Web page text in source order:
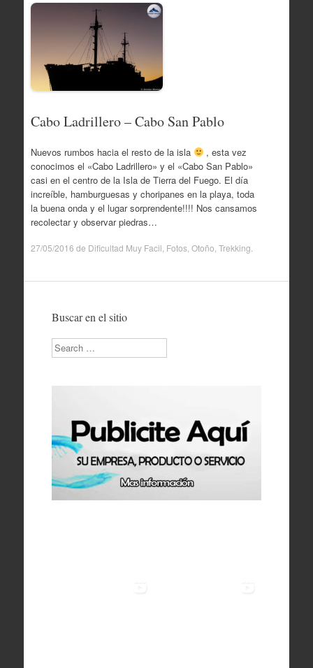
Cabo Ladrillero – Cabo San Pablo
Nuevos rumbos hacia el resto de la isla
, esta vez
conocimos el «Cabo Ladrillero» y el «Cabo San Pablo»
casi en el centro de la Isla de Tierra del Fuego. El día
increíble, hamburguesas y choripanes en la playa, toda
la buena onda y el lugar sorprendente!!!! Nos cansamos
recolectar y observar piedras…
27/05/2016 de Dificultad Muy Facil Fotos, Otoño Trekking
Buscar en el sitio
Search